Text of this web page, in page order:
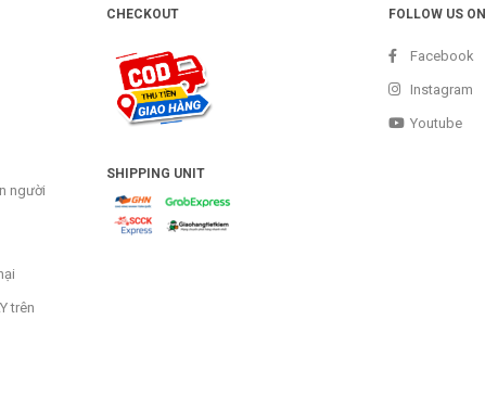
người
trên
CHECKOUT
SHIPPING UNIT
FOLLOW US ON
Facebook
Instagram
Youtube